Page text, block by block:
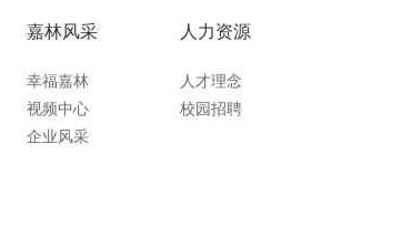
嘉林风采
幸福嘉林
视频中心
企业风采
人力资源
人才理念
校园招聘